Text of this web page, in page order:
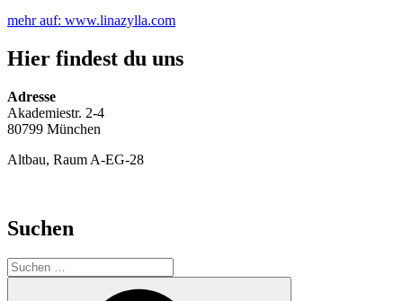
mehr auf: www.linazylla.com
Hier findest du uns
Adresse
Akademiestr. 2-4
80799 München
Altbau, Raum A-EG-28
Suchen
Suchen
nach: